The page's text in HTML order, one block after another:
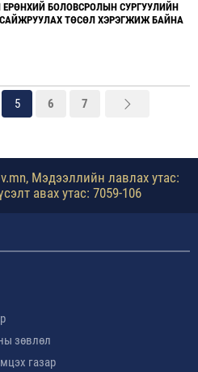
БОЛОВСРОЛЫН СУРГУУЛИЙН
ТӨСӨЛ ХЭРЭГЖИЖ БАЙНА
5 6 7
Мэдээллийн лавлах утас:
авах утас: 7059-106
зөвлөл
газар